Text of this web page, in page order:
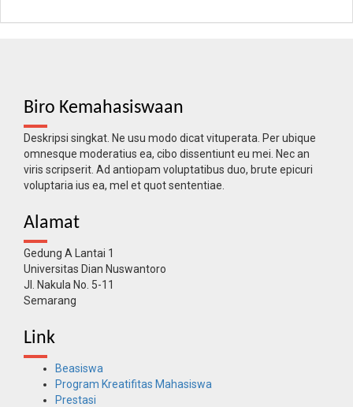
Biro Kemahasiswaan
Deskripsi singkat. Ne usu modo dicat vituperata. Per ubique
omnesque moderatius ea, cibo dissentiunt eu mei. Nec an
viris scripserit. Ad antiopam voluptatibus duo, brute epicuri
voluptaria ius ea, mel et quot sententiae.
Alamat
Gedung A Lantai 1
Universitas Dian Nuswantoro
Jl. Nakula No. 5-11
Semarang
Link
Beasiswa
Program Kreatifitas Mahasiswa
Prestasi